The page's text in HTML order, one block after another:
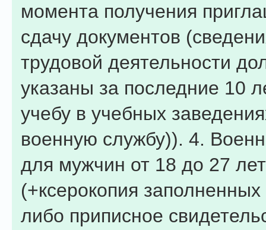
момента получения
сдачу документов
трудовой деятельности
указаны за последние 10
учебу в учебных
военную службу)). 4.
для мужчин от 18 до 27 лет
(+ксерокопия
либо приписное